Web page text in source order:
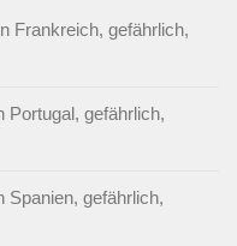
Frankreich, gefährlich,
Portugal, gefährlich,
Spanien, gefährlich,